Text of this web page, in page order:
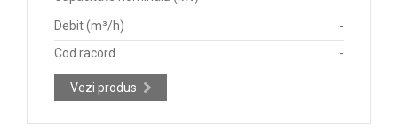
Debit (m³/h)
-
Cod racord
-
Vezi produs